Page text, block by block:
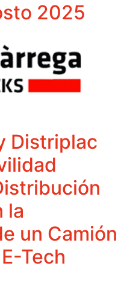
2025
Distriplac
la
un Camión
Tech